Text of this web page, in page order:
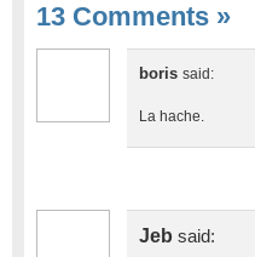
13 Comments »
boris said:
La hache.
Jeb said: